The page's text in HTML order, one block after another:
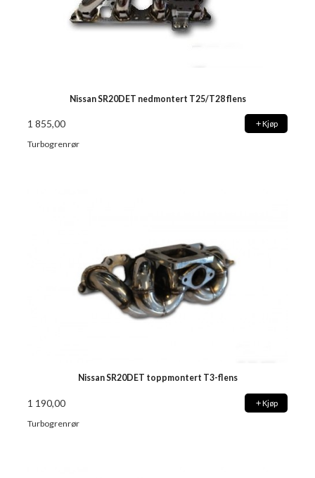
Nissan SR20DET nedmontert T25/T28 flens
1 855,00 Kjøp
Turbogrenrør
Nissan SR20DET toppmontert T3-flens
1 190,00 Kjøp
Turbogrenrør